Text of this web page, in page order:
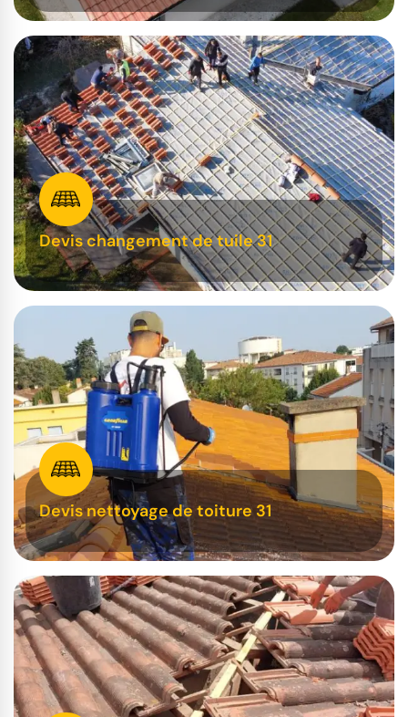
Devis changement de tuile 31
Devis nettoyage de toiture 31